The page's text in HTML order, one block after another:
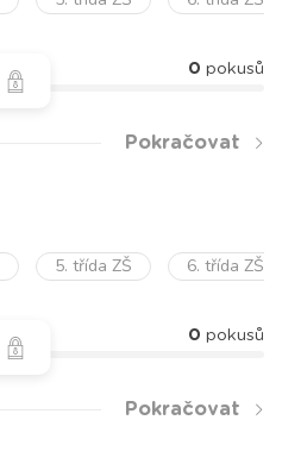
0 pokusů
Pokračovat
5. třída ZŠ 6. třída ZŠ
0 pokusů
Pokračovat